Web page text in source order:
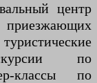
центр
по
классы по